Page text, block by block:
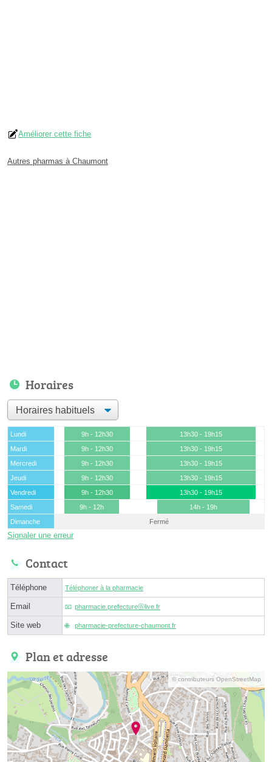
Améliorer cette fiche
Autres pharmas à Chaumont
Horaires
Lundi 9h - 12h30
13h30 - 19h15
Mardi
9h - 12h30
13h30 - 19h15
Mercredi
9h - 12h30
13h30 - 19h15
Jeudi
9h - 12h30
13h30 - 19h15
Vendredi
9h - 12h30
13h30 - 19h15
Samedi
9h - 12h
14h - 19h
Dimanche
Fermé
Signaler une erreur
Contact
Téléphone Téléphoner à la pharmacie
Email pharmacie.prefectureⓐlive.fr
Site web pharmacie-prefecture-chaumont.fr
Plan et adresse
© contributeurs OpenStreetMap